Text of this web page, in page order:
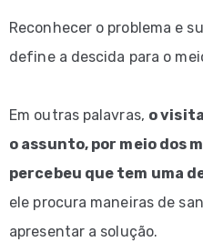
Reconhecer o problema e
define a descida para o
Em outras palavras, o
o assunto, por meio dos
percebeu que tem uma
ele procura maneiras de
apresentar a solução.